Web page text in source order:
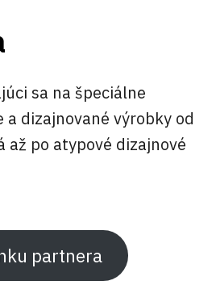
sa na špeciálne
dizajnované výrobky od
až po atypové dizajnové
partnera